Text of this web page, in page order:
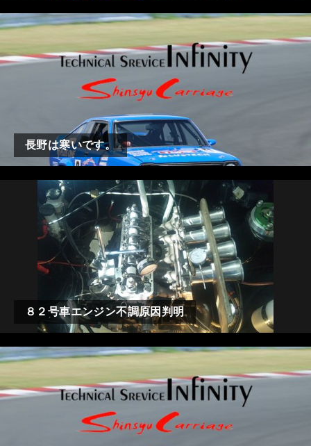
長野は寒いです。
８２号車エンジン不調原因判明